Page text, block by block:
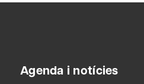
Agenda i notícies